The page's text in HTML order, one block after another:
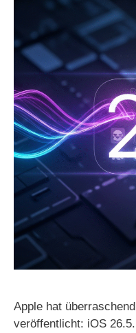
Apple hat
veröffentlicht: iOS